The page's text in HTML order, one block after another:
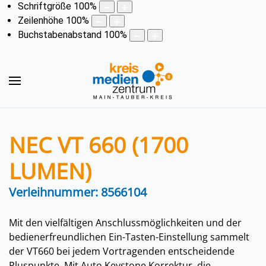
Schriftgröße 100%
Zeilenhöhe 100%
Buchstabenabstand 100%
NEC VT 660 (1700
LUMEN)
Verleihnummer: 8566104
Mit den vielfältigen Anschlussmöglichkeiten und der
bedienerfreundlichen Ein-Tasten-Einstellung sammelt
der VT660 bei jedem Vortragenden entscheidende